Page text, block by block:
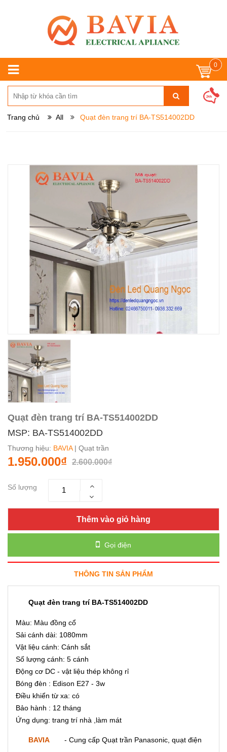
0
Trang chủ All Quạt đèn trang trí BA-TS514002DD
Quạt đèn trang trí BA-TS514002DD
MSP: BA-TS514002DD
Thương hiệu: BAVIA| Quạt trần
1.950.000₫ 2.600.000₫
Số lượng
Thêm vào giỏ hàng
Gọi điện
THÔNG TIN SẢN PHẨM
Quạt đèn trang trí BA-TS514002DD
Màu: Màu đồng cổ
Sải cánh dài: 1080mm
Vật liệu cánh: Cánh sắt
Số lượng cánh: 5 cánh
Động cơ DC - vật liệu thép không rỉ
Bóng đèn : Edison E27 - 3w
Điều khiển từ xa: có
Bảo hành : 12 tháng
Ứng dụng: trang trí nhà ,làm mát
BAVIA - Cung cấp Quạt trần Panasonic, quạt điện